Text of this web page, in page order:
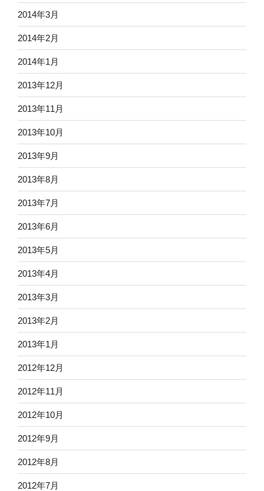
2014年3月
2014年2月
2014年1月
2013年12月
2013年11月
2013年10月
2013年9月
2013年8月
2013年7月
2013年6月
2013年5月
2013年4月
2013年3月
2013年2月
2013年1月
2012年12月
2012年11月
2012年10月
2012年9月
2012年8月
2012年7月